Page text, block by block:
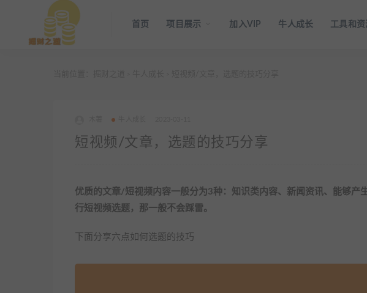
首页 项目展示 加入VIP 牛人成长 工具和资
短视频/文章，选题的技巧分享
优质的文章/短视频内容一般分为3种：知识类内容、新闻资讯、能够产
行短视频选题，那一般不会踩雷。
下面分享六点如何选题的技巧